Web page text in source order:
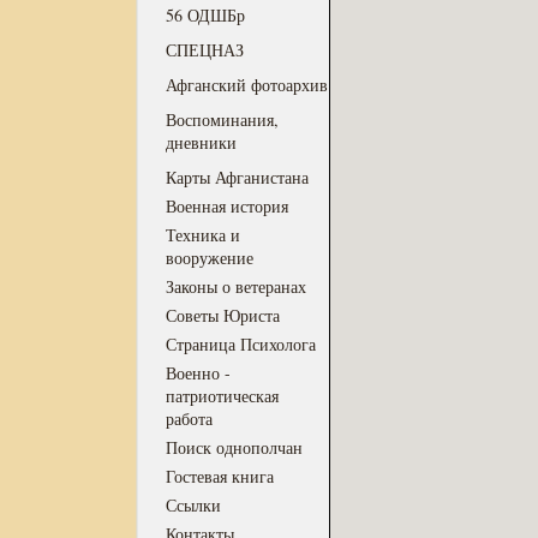
56 ОДШБр
СПЕЦНАЗ
Афганский фотоархив
Воспоминания,
дневники
Карты Афганистана
Военная история
Техника и
вооружение
Законы о ветеранах
Советы Юриста
Страница Психолога
Военно -
патриотическая
работа
Поиск однополчан
Гостевая книга
Ссылки